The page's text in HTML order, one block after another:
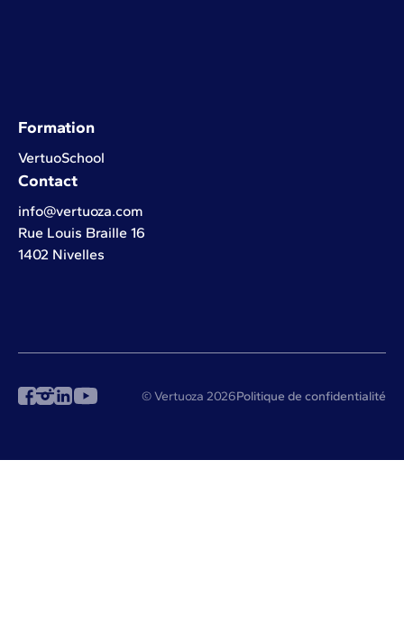
Formation
VertuoSchool
Contact
info@vertuoza.com
Rue Louis Braille 16
1402 Nivelles
© Vertuoza 2026Politique de confidentialité